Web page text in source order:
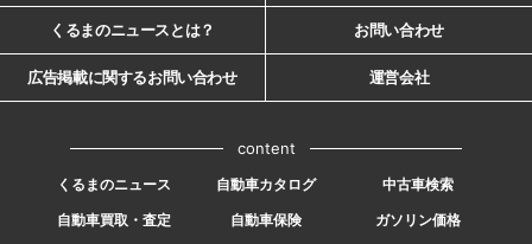
くるまのニュースとは？ お問い合わせ
広告掲載に関するお問い合わせ 運営会社
content
くるまのニュース 自動車カタログ
中古車検索
自動車買取・査定
自動車保険 ガソリン価格